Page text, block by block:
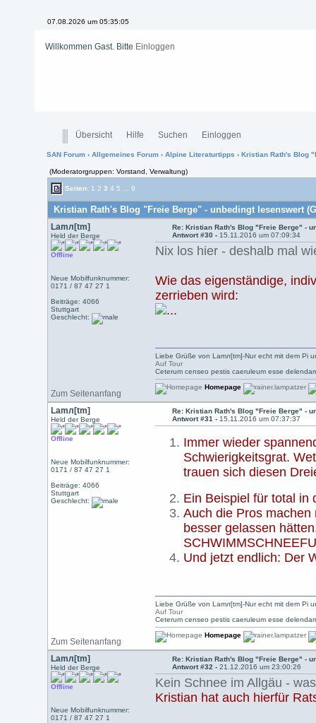
07.08.2026 um 05:35:05
Willkommen Gast. Bitte Einloggen
Übersicht Hilfe Suchen Einloggen
SAN Forum › Allgemeines Forum › Alpine Literaturtipps › Kristian Rath's Blog
(Moderatorgruppen: Vorstand, Verwaltung)
Seiten: 1 2 3 4 5 9
Kristian Rath's Blog "Freie Berge" - unbedingt lesenswert
Lamл[tm]
Held der Berge
Offline
Neue Mobilfunknummer:
0171 / 87 47 27 1
Beiträge: 4066
Stuttgart
Geschlecht:
Re: Kristian Rath's Blog "Freie Berge" -
Antwort #30 - 15.11.2016 um 07:09:34
Nix los hier - deshalb mal
Wie das eigenständige,
zerrieben wird:
Zum Seitenanfang
Liebe Grüße von Lamл[tm]-Nur echt mit dem Pi
Auf Tour
Ceterum censeo pestis caeruleum esse
Homepage
Lamл[tm]
Held der Berge
Offline
Neue Mobilfunknummer:
0171 / 87 47 27 1
Beiträge: 4066
Stuttgart
Geschlecht:
Re: Kristian Rath's Blog "Freie Berge" -
Antwort #31 - 15.11.2016 um 07:37:37
Immer wieder
Schwierigkeitsgrat.
trauen sich diesen
Ein Beispiel für total in
Auch die Pros
besser gelassen
Und jetzt endlich: Der
Zum Seitenanfang
Liebe Grüße von Lamл[tm]-Nur echt mit dem Pi
Auf Tour
Ceterum censeo pestis caeruleum esse
Homepage
Lamл[tm]
Held der Berge
Offline
Neue Mobilfunknummer:
0171 / 87 47 27 1
Re: Kristian Rath's Blog "Freie Berge" -
Antwort #32 -21.12.2016 um 23:00:26
Kein Schnee im Allgäu -
Kristian hat auch hierfür